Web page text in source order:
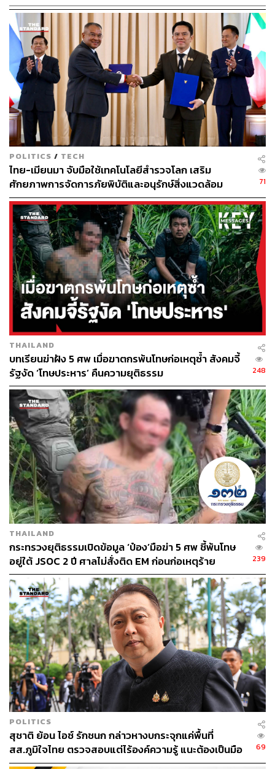
TAGS: สถานการณ์ฝุ่น PM2.5
คุณภาพอากาศ
สำนักงานพัฒนาเทคโนโลยีอวกาศและภูมิสารสนเทศ
(องค์การมหาชน)
ชลบุรี
กรมควบคุมมลพิษ
มลพิษทางอากาศ
ฝุ่นละอองขนาดเล็ก
PM2.5
1.9K
ABOUT THE AUTHOR
THE STANDARD TEAM
กองบรรณาธิการ THE STANDARD
ABOUT THE PHOTOGRAPHER
ฐานิส สุดโต
STANDARD
POLITICS / TECH
ไทย-เมียนมา จับมือใช้เทคโนโลยีสำรวจโลก เสริม
ศักยภาพการจัดการภัยพิบัติและอนุรักษ์สิ่งแวดล้อม
71
THAILAND
บทเรียนฆ่าฝัง 5 ศพ เมื่อฆาตกรพ้นโทษก่อเหตุซ้ำ สังคมจี้
รัฐงัด ‘โทษประหาร’ คืนความยุติธรรม
248
THAILAND
กระทรวงยุติธรรมเปิดข้อมูล ‘ป๋อง’มือฆ่า 5 ศพ ชี้พ้นโทษ
อยู่ใต้ JSOC 2 ปี ศาลไม่สั่งติด EM ก่อนก่อเหตุร้าย
239
POLITICS
สุชาติ ย้อน ไอซ์ รักชนก กล่าวหางบกระจุกแค่พื้นที่
สส.ภูมิใจไทย ตรวจสอบแต่ไร้องค์ความรู้ แนะต้องเป็นมือ
อาชีพกว่านี้
69